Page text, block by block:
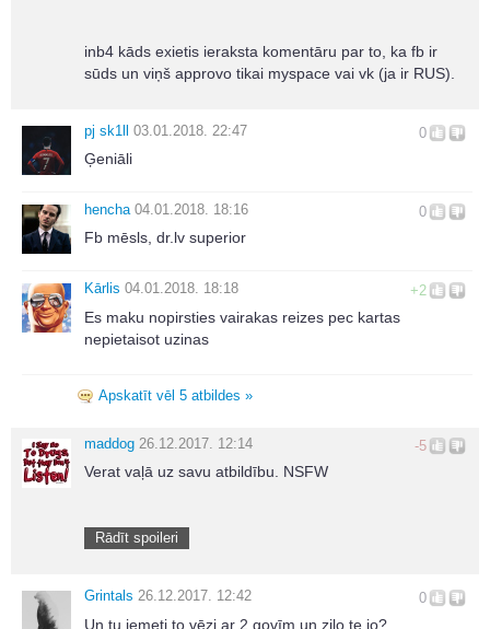
inb4 kāds exietis ieraksta komentāru par to, ka fb ir
sūds un viņš approvo tikai myspace vai vk (ja ir RUS).
0
pj sk1ll 03.01.2018. 22:47
Ģeniāli
0
hencha 04.01.2018. 18:16
Fb mēsls, dr.lv superior
+2
Kārlis 04.01.2018. 18:18
Es maku nopirsties vairakas reizes pec kartas
nepietaisot uzinas
Apskatīt vēl 5 atbildes »
-5
maddog 26.12.2017. 12:14
Verat vaļā uz savu atbildību. NSFW
Rādīt spoileri
0
Grintals 26.12.2017. 12:42
Un tu iemeti to vēzi ar 2 govīm un zilo te jo?